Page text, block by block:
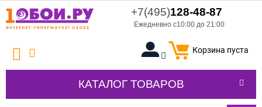
+7(495)128-48-87
Ежедневно с10:00 до 21:00
Корзина пуста
КАТАЛОГ ТОВАРОВ